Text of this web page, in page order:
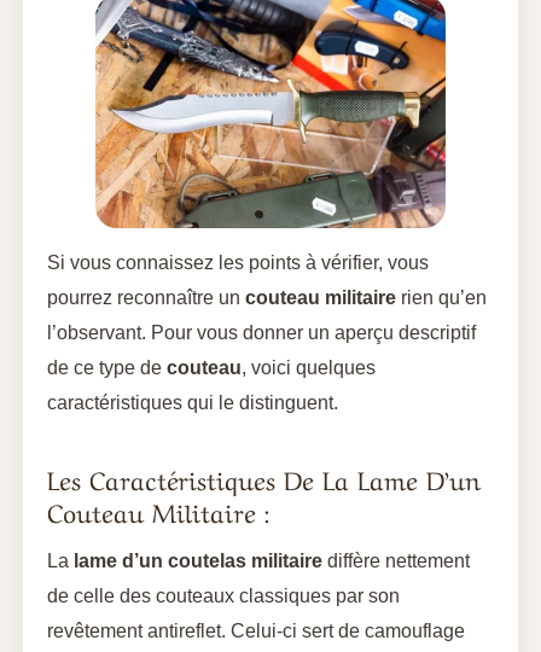
Si vous connaissez les points à vérifier, vous
pourrez reconnaître un couteau militaire rien qu’en
l’observant. Pour vous donner un aperçu descriptif
de ce type de couteau, voici quelques
caractéristiques qui le distinguent.
Les Caractéristiques De La Lame D’un
Couteau Militaire :
La lame d’un coutelas militaire diffère nettement
de celle des couteaux classiques par son
revêtement antireflet. Celui-ci sert de camouflage